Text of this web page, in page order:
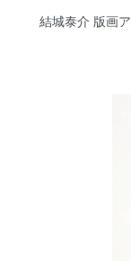
結城泰介 版画